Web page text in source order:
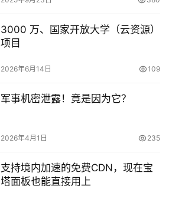
3000 万、国家开放大学（云资源）
项目
2026年6月14日 109
军事机密泄露！竟是因为它？
2026年4月1日 235
支持境内加速的免费CDN，现在宝
塔面板也能直接用上